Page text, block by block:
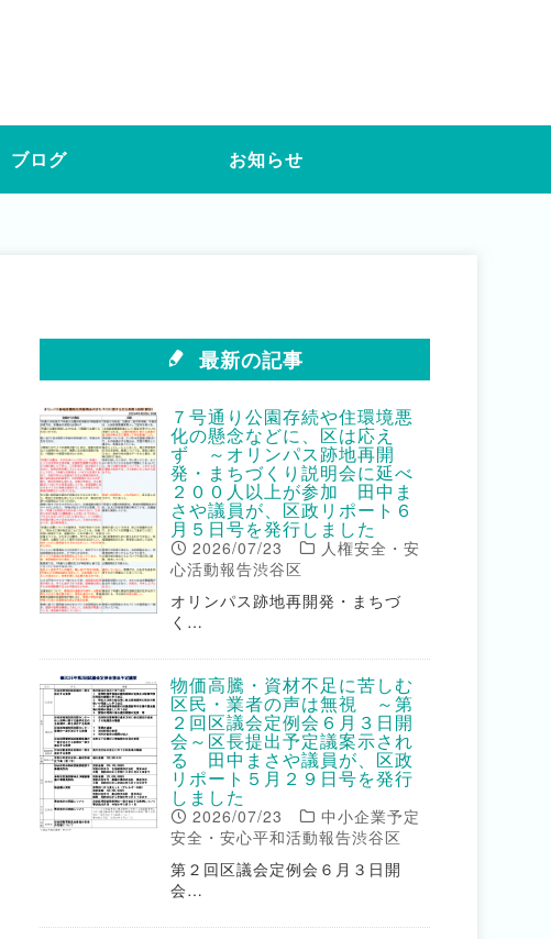
ブログ お知らせ
最新の記事
７号通り公園存続や住環境悪
化の懸念などに、区は応え
ず ～オリンパス跡地再開
発・まちづくり説明会に延べ
２００人以上が参加 田中ま
さや議員が、区政リポート６
月５日号を発行しました
2026/07/23
人権安全・安
心活動報告渋谷区
オリンパス跡地再開発・まちづ
く…
物価高騰・資材不足に苦しむ
区民・業者の声は無視 ～第
２回区議会定例会６月３日開
会～区長提出予定議案示され
る 田中まさや議員が、区政
リポート５月２９日号を発行
しました
2026/07/23
中小企業予定
安全・安心平和活動報告渋谷区
第２回区議会定例会６月３日開
会…